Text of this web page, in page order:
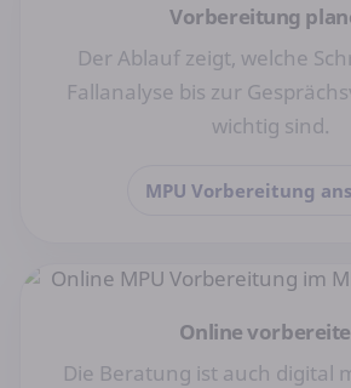
Vorbereitung
Der Ablauf zeigt, welche
Fallanalyse bis zur
wichtig sind.
MPU Vorbereitung
Online
Die Beratung ist auch digital